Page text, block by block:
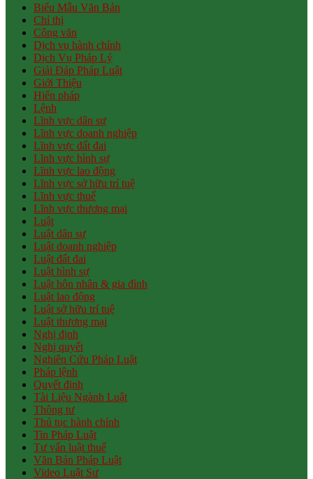
Biểu Mẫu Văn Bản
Chỉ thị
Công văn
Dịch vụ hành chính
Dịch Vụ Pháp Lý
Giải Đáp Pháp Luật
Giới Thiệu
Hiến pháp
Lệnh
Lĩnh vực dân sự
Lĩnh vực doanh nghiệp
Lĩnh vực đất đai
Lĩnh vực hình sự
Lĩnh vực lao động
Lĩnh vực sở hữu trí tuệ
Lĩnh vực thuế
Lĩnh vực thương mại
Luật
Luật dân sự
Luật doanh nghiệp
Luật đất đai
Luật hình sự
Luật hôn nhân & gia đình
Luật lao động
Luật sở hữu trí tuệ
Luật thương mại
Nghị định
Nghị quyết
Nghiên Cứu Pháp Luật
Pháp lệnh
Quyết định
Tài Liệu Ngành Luật
Thông tư
Thủ tục hành chính
Tin Pháp Luật
Tư vấn luật thuế
Văn Bản Pháp Luật
Video Luật Sư